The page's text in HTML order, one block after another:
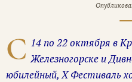
С 14 по 22 октября в
Железногорске и
юбилейный, Х Фестиваль